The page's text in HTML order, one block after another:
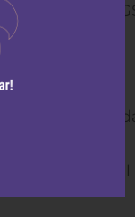
do Sul
(UFSM)
organizações
Grande do Sul